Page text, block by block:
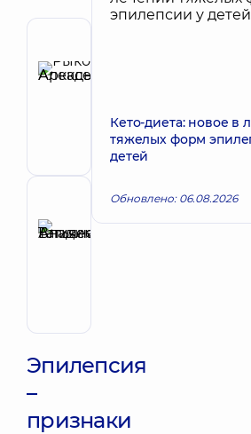
Педиатр;
Гастроэнтеролог
детский
Рецензент
Аникеева
Эпилепсия
–
признаки
Кето-диета: новое в
тяжелых форм
детей
Обновлено: 06.08.2026